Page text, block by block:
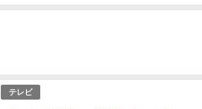
テレビ